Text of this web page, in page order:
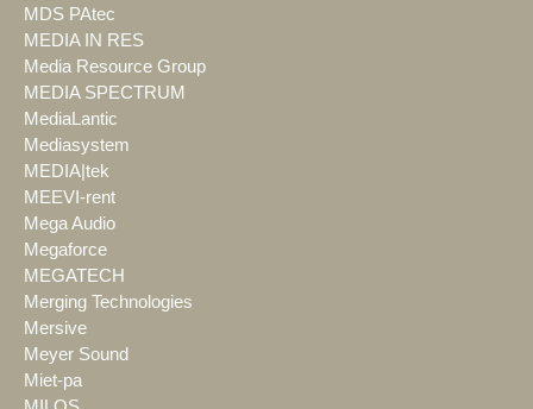
MDS PAtec
MEDIA IN RES
Media Resource Group
MEDIA SPECTRUM
MediaLantic
Mediasystem
MEDIA|tek
MEEVI-rent
Mega Audio
Megaforce
MEGATECH
Merging Technologies
Mersive
Meyer Sound
Miet-pa